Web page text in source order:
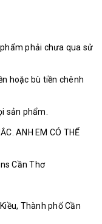
phải chưa qua sử
hoặc bù tiền chênh
sản phẩm.
ANH EM CÓ THỂ
Cần Thơ
Thành phố Cần